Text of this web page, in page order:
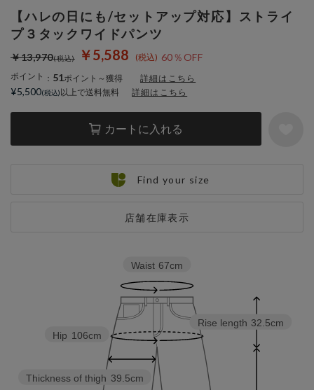
【ハレの日にも/セットアップ対応】ストライ
プ３タックワイドパンツ
￥5,588 60％OFF
￥13,970
ポイント ： 51ポイント～獲得 詳細はこちら
カートに入れる
店舗在庫表示
¥5,500 以上で送料無料 詳細はこちら
Find your size
Rise length 32.5cm
Thickness of thigh 39.5cm
Hip 106cm
Waist 67cm